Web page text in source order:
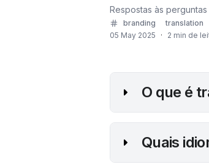
Respostas às
branding
translation
05 May 2025
· 2 min de
O que é
Quais